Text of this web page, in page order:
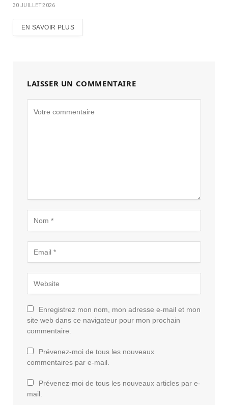
30 JUILLET 2026
EN SAVOIR PLUS
LAISSER UN COMMENTAIRE
Enregistrez mon nom, mon adresse e-mail et mon
site web dans ce navigateur pour mon prochain
commentaire.
Prévenez-moi de tous les nouveaux
commentaires par e-mail.
Prévenez-moi de tous les nouveaux articles par e-
mail.